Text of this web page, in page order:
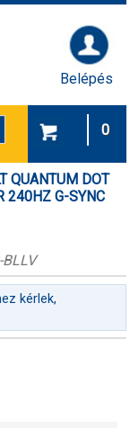
Belépés
0
QUANTUM DOT
240HZ G-SYNC
kérlek,